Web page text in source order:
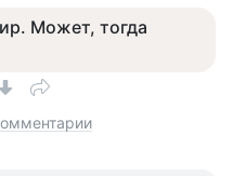
Может, тогда